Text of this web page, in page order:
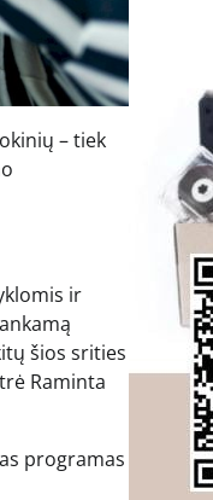
– tiek
ir
šios srities
Raminta
programas